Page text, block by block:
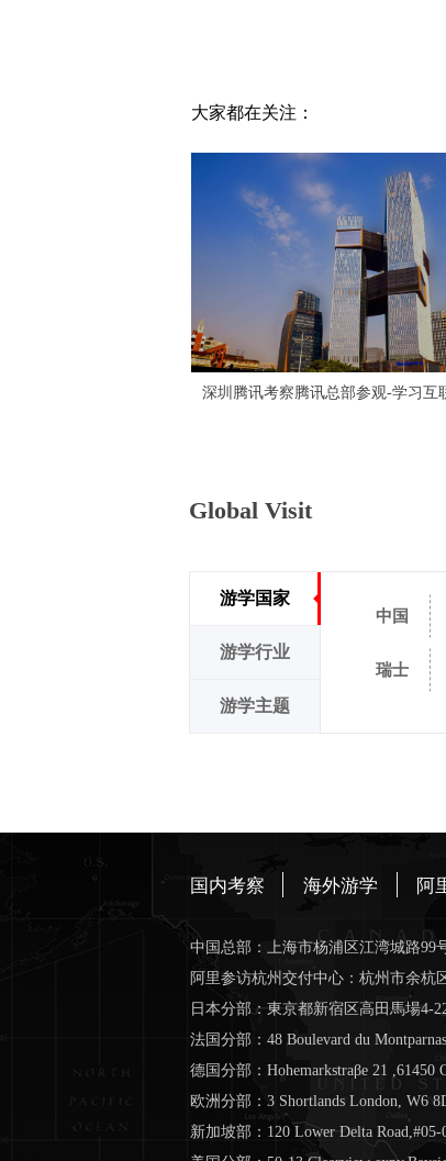
大家都在关注：
深圳腾讯考察腾讯总部参观-学习互联网+创新与人才培养
Global Visit
中国总部：上海市杨浦区江湾城路99
阿里参访杭州交付中心：杭州市余杭
日本分部：東京都新宿区高田馬場4-
法国分部：48 Boulevard du
德国分部：Hohemarkstraβe 21 ,61450
欧洲分部：3 Shortlands London, W6
新加坡部：120 Lower Delta Road,#05-
国内考察 海外游学 阿
游学国家
游学行业
游学主题
中国
瑞士